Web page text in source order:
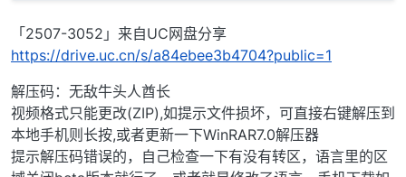
「2507-3052」来自UC网盘分享
https://drive.uc.cn/s/a84ebee3b4704?public=1
解压码：无敌牛头人酋长
视频格式只能更改(ZIP),如提示文件损坏，可直接右键解压到
本地手机则长按,或者更新一下WinRAR7.0解压器
提示解压码错误的，自己检查一下有没有转区，语言里的区